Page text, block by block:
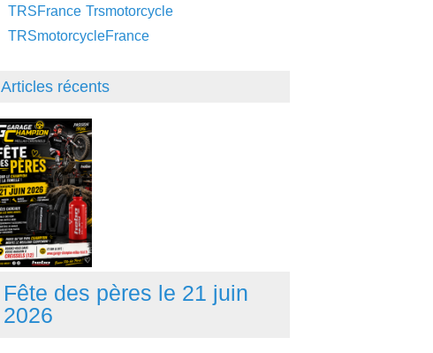
TRSFrance Trsmotorcycle
TRSmotorcycleFrance
Articles récents
Fête des pères le 21 juin
2026